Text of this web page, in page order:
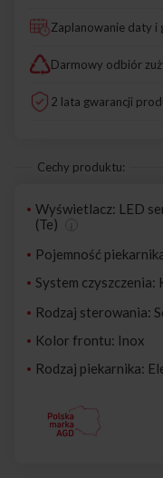
Zaplanowanie daty i
Darmowy odbiór
2 lata gwarancji
Cechy produktu:
Wyświetlacz: LED
(Te)
Pojemność
System
Rodzaj sterowania:
Kolor frontu: Inox
Rodzaj piekarnika: